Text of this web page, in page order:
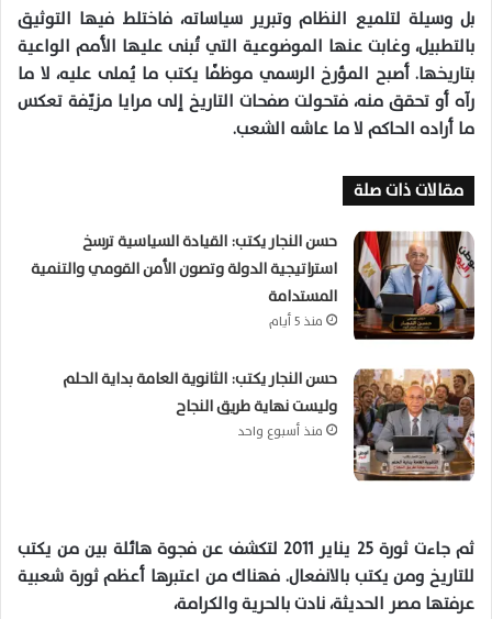
بل وسيلة لتلميع النظام وتبرير سياساته، فاختلط فيها التوثيق
بالتطبيل، وغابت عنها الموضوعية التي تُبنى عليها الأمم الواعية
بتاريخها. أصبح المؤرخ الرسمي موظفًا يكتب ما يُملى عليه، لا ما
رآه أو تحقق منه، فتحولت صفحات التاريخ إلى مرايا مزيّفة تعكس
ما أراده الحاكم لا ما عاشه الشعب.
مقالات ذات صلة
حسن النجار يكتب: القيادة السياسية ترسخ
استراتيجية الدولة وتصون الأمن القومي والتنمية
المستدامة
منذ 5 أيام
حسن النجار يكتب: الثانوية العامة بداية الحلم
وليست نهاية طريق النجاح
منذ أسبوع واحد
ثم جاءت ثورة 25 يناير 2011 لتكشف عن فجوة هائلة بين من يكتب
للتاريخ ومن يكتب بالانفعال. فهناك من اعتبرها أعظم ثورة شعبية
عرفتها مصر الحديثة، نادت بالحرية والكرامة،